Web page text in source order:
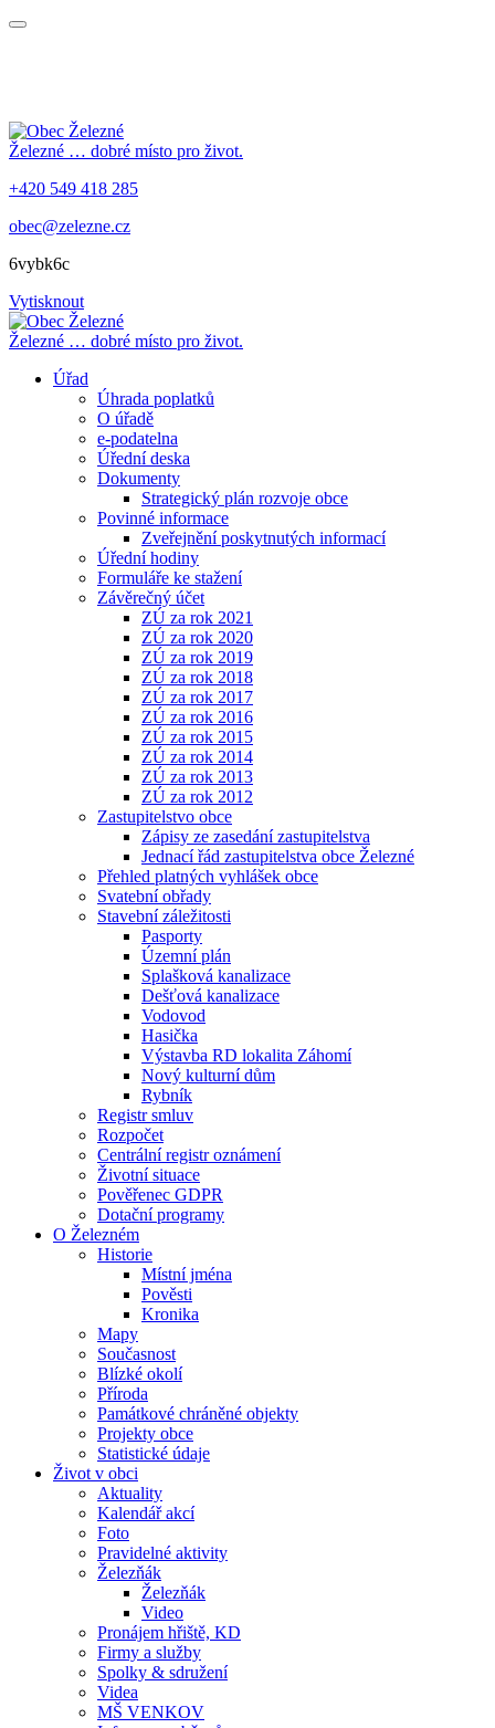
Železné … dobré místo pro život.
+420 549 418 285
obec@zelezne.cz
6vybk6c
Vytisknout
Železné … dobré místo pro život.
Úřad
Úhrada poplatků
O úřadě
e-podatelna
Úřední deska
Dokumenty
Strategický plán rozvoje obce
Povinné informace
Zveřejnění poskytnutých informací
Úřední hodiny
Formuláře ke stažení
Závěrečný účet
ZÚ za rok 2021
ZÚ za rok 2020
ZÚ za rok 2019
ZÚ za rok 2018
ZÚ za rok 2017
ZÚ za rok 2016
ZÚ za rok 2015
ZÚ za rok 2014
ZÚ za rok 2013
ZÚ za rok 2012
Zastupitelstvo obce
Zápisy ze zasedání zastupitelstva
Jednací řád zastupitelstva obce Železné
Přehled platných vyhlášek obce
Svatební obřady
Stavební záležitosti
Pasporty
Územní plán
Splašková kanalizace
Dešťová kanalizace
Vodovod
Hasička
Výstavba RD lokalita Záhomí
Nový kulturní dům
Rybník
Registr smluv
Rozpočet
Centrální registr oznámení
Životní situace
Pověřenec GDPR
Dotační programy
O Železném
Historie
Místní jména
Pověsti
Kronika
Mapy
Současnost
Blízké okolí
Příroda
Památkové chráněné objekty
Projekty obce
Statistické údaje
Život v obci
Aktuality
Kalendář akcí
Foto
Pravidelné aktivity
Železňák
Železňák
Video
Pronájem hřiště, KD
Firmy a služby
Spolky & sdružení
Videa
MŠ VENKOV